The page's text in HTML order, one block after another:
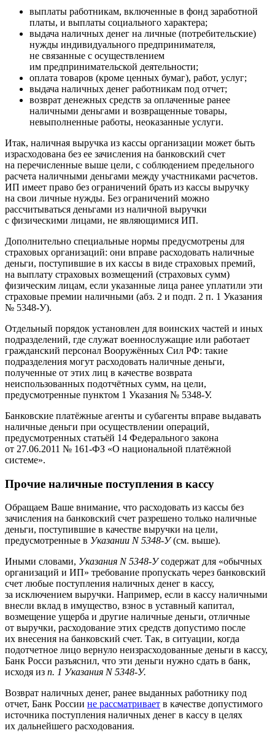
выплаты работникам, включенные в фонд заработной
платы, и выплаты социального характера;
выдача наличных денег на личные (потребительские)
нужды индивидуального предпринимателя,
не связанные с осуществлением
им предпринимательской деятельности;
оплата товаров (кроме ценных бумаг), работ, услуг;
выдача наличных денег работникам под отчет;
возврат денежных средств за оплаченные ранее
наличными деньгами и возвращенные товары,
невыполненные работы, неоказанные услуги.
Итак, наличная выручка из кассы организации может быть
израсходована без ее зачисления на банковский счет
на перечисленные выше цели, с соблюдением предельного
расчета наличными деньгами между участниками расчетов.
ИП имеет право без ограничений брать из кассы выручку
на свои личные нужды. Без ограничений можно
рассчитываться деньгами из наличной выручки
с физическими лицами, не являющимися ИП.
Дополнительно специальные нормы предусмотрены для
страховых организаций: они вправе расходовать наличные
деньги, поступившие в их кассы в виде страховых премий,
на выплату страховых возмещений (страховых сумм)
физическим лицам, если указанные лица ранее уплатили эти
страховые премии наличными (абз. 2 и подп. 2 п. 1 Указания
№ 5348-У).
Отдельный порядок установлен для воинских частей и иных
подразделений, где служат военнослужащие или работает
гражданский персонал Вооружённых Сил РФ: такие
подразделения могут расходовать наличные деньги,
полученные от этих лиц в качестве возврата
неиспользованных подотчётных сумм, на цели,
предусмотренные пунктом 1 Указания № 5348-У.
Банковские платёжные агенты и субагенты вправе выдавать
наличные деньги при осуществлении операций,
предусмотренных статьёй 14 Федерального закона
от 27.06.2011 № 161-ФЗ «О национальной платёжной
системе».
Прочие наличные поступления в кассу
Обращаем Ваше внимание, что расходовать из кассы без
зачисления на банковский счет разрешено только наличные
деньги, поступившие в качестве выручки на цели,
предусмотренные в Указании N 5348-У(см. выше).
Иными словами, Указания N 5348-Усодержат для «обычных
организаций и ИП» требование пропускать через банковский
счет любые поступления наличных денег в кассу,
за исключением выручки. Например, если в кассу наличными
внесли вклад в имущество, взнос в уставный капитал,
возмещение ущерба и другие наличные деньги, отличные
от выручки, расходование этих средств допустимо после
их внесения на банковский счет. Так, в ситуации, когда
подотчетное лицо вернуло неизрасходованные деньги в кассу,
Банк Росси разъяснил, что эти деньги нужно сдать в банк,
исходя из п. 1 Указания N 5348-У.
Возврат наличных денег, ранее выданных работнику под
отчет, Банк России не рассматривает в качестве допустимого
источника поступления наличных денег в кассу в целях
их дальнейшего расходования.